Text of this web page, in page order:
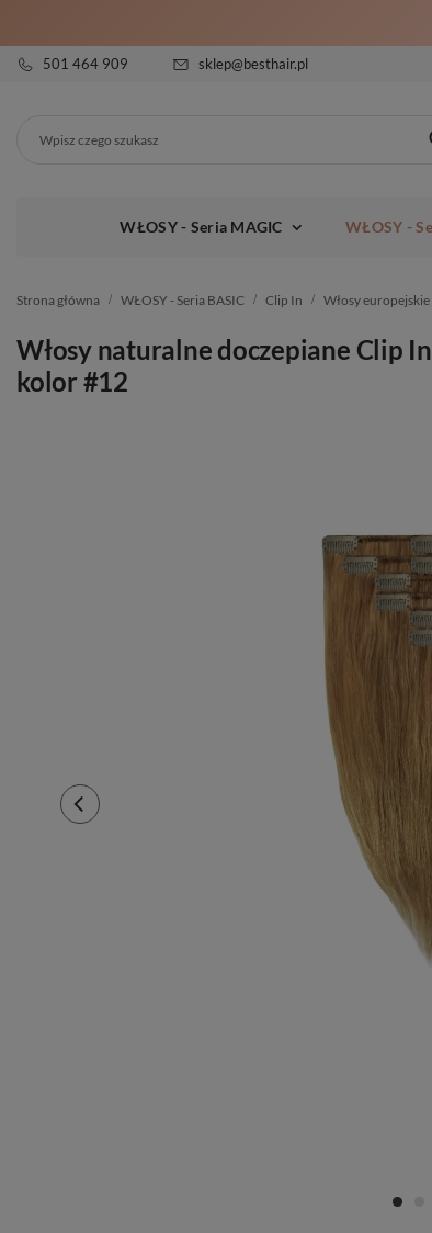
501 464 909 sklep@besthair.pl
WŁOSY - Seria MAGIC WŁOSY -
Strona główna WŁOSY - Seria BASIC Clip In Włosy
Włosy naturalne doczepiane Clip
kolor #12